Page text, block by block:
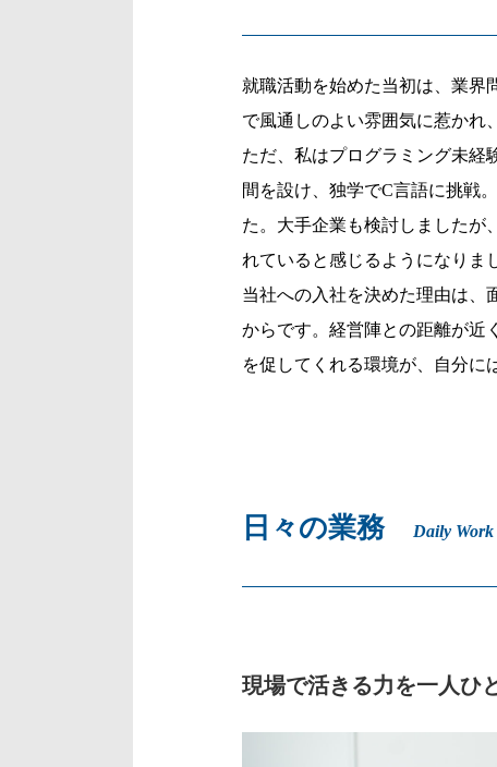
就職活動を始めた当初は、業界
で風通しのよい雰囲気に惹かれ
ただ、私はプログラミング未経
間を設け、独学でC言語に挑戦
た。大手企業も検討しましたが
れていると感じるようになりま
当社への入社を決めた理由は、
からです。経営陣との距離が近
を促してくれる環境が、自分に
日々の業務 Daily Work
現場で活きる力を一人ひ